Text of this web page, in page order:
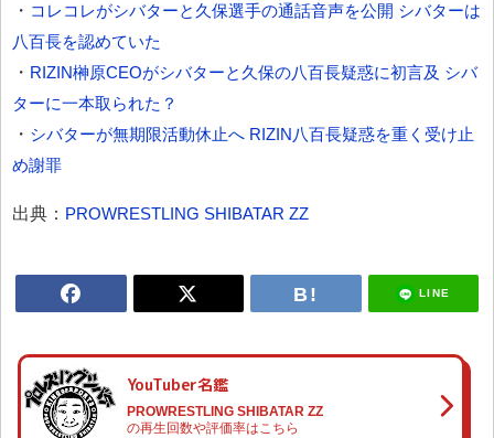
・ コレコレがシバターと久保選手の通話音声を公開 シバターは
八百長を認めていた
・ RIZIN榊原CEOがシバターと久保の八百長疑惑に初言及 シバ
ターに一本取られた？
・ シバターが無期限活動休止へ RIZIN八百長疑惑を重く受け止
め謝罪
出典： PROWRESTLING SHIBATAR ZZ
LINE
YouTuber名鑑
PROWRESTLING SHIBATAR ZZ
の再生回数や評価率はこちら